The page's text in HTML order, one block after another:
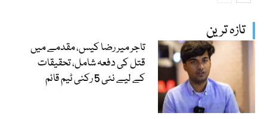
تازہ ترین
تاجر میر رضا کیس، مقدمے میں
قتل کی دفعہ شامل، تحقیقات
کے لیے نئی 5 رکنی ٹیم قائم